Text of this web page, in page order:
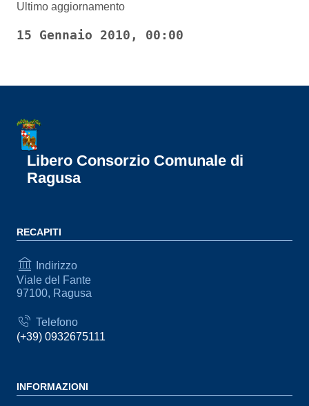
Ultimo aggiornamento
15 Gennaio 2010, 00:00
Libero Consorzio Comunale di
Ragusa
RECAPITI
Indirizzo
Viale del Fante
97100, Ragusa
Telefono
(+39) 0932675111
INFORMAZIONI